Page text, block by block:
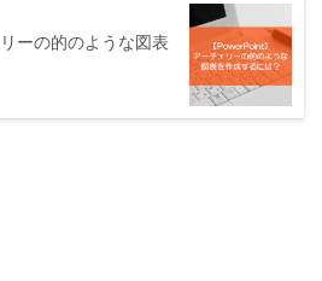
ーの的のような図表